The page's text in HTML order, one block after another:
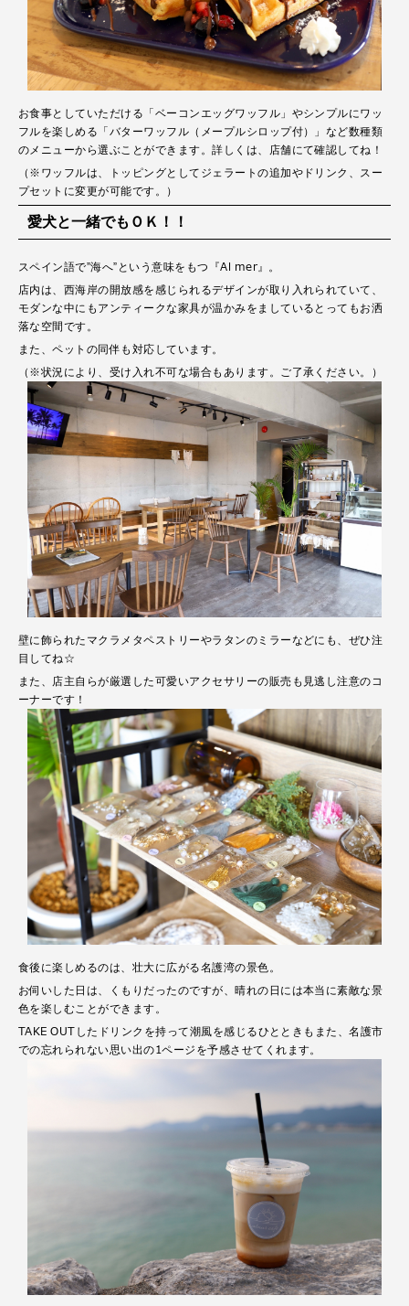
お食事としていただける「ベーコンエッグワッフル」やシンプルにワッ
フルを楽しめる「バターワッフル（メープルシロップ付）」など数種類
のメニューから選ぶことができます。詳しくは、店舗にて確認してね！
（※ワッフルは、トッピングとしてジェラートの追加やドリンク、スー
プセットに変更が可能です。）
愛犬と一緒でもＯＫ！！
スペイン語で”海へ”という意味をもつ『Al mer』。
店内は、西海岸の開放感を感じられるデザインが取り入れられていて、
モダンな中にもアンティークな家具が温かみをましているとってもお洒
落な空間です。
また、ペットの同伴も対応しています。
（※状況により、受け入れ不可な場合もあります。ご了承ください。）
壁に飾られたマクラメタペストリーやラタンのミラーなどにも、ぜひ注
目してね☆
また、店主自らが厳選した可愛いアクセサリーの販売も見逃し注意のコ
ーナーです！
食後に楽しめるのは、壮大に広がる名護湾の景色。
お伺いした日は、くもりだったのですが、晴れの日には本当に素敵な景
色を楽しむことができます。
TAKE OUTしたドリンクを持って潮風を感じるひとときもまた、名護市
での忘れられない思い出の1ページを予感させてくれます。